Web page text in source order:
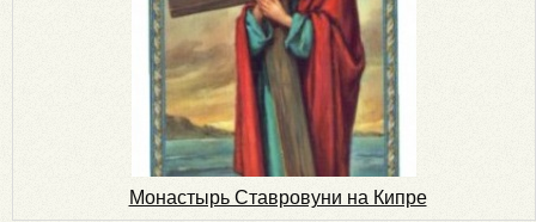
Монастырь Ставровуни на Кипре